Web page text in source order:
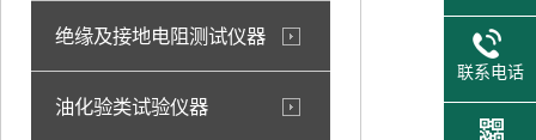
绝缘及接地电阻测试仪器
油化验类试验仪器
联系电话